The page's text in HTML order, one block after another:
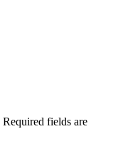
Required fields are